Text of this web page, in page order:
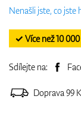
Nenašli jste, co jste
✓ Více než 10
Sdílejte na:
Doprava 99